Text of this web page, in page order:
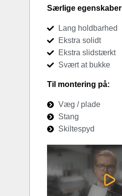
Særlige egenskaber
Lang holdbarhed
Ekstra solidt
Ekstra slidstærkt
Svært at bukke
Til montering på:
Væg / plade
Stang
Skiltespyd